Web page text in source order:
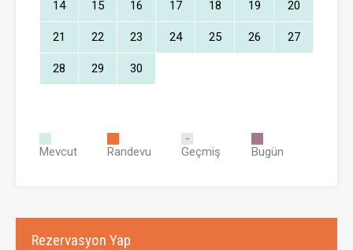
14 15 16 17 18 19 20
21 22 23 24 25 26 27
28 29 30
Mevcut Randevu Geçmiş Bugün
Rezervasyon Yap